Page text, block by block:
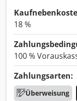
18 %
100 %
Zahlungsarten:
Überweisung